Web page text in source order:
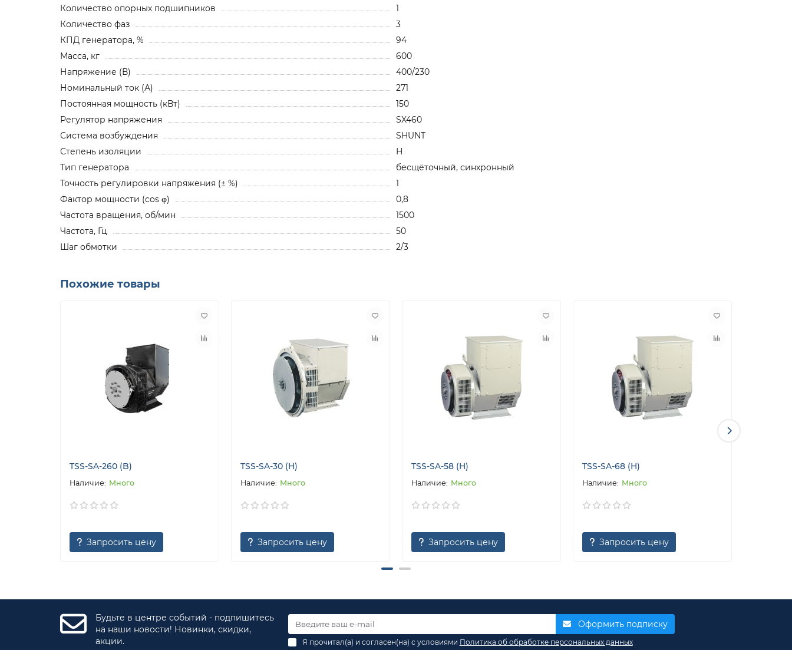
Количество опорных подшипников
1
Количество фаз
3
КПД генератора, %
94
Масса, кг
600
Напряжение (В)
400/230
Номинальный ток (А)
271
Постоянная мощность (кВт)
150
Регулятор напряжения
SX460
Система возбуждения
SHUNT
Степень изоляции
Н
Тип генератора
бесщёточный, синхронный
Точность регулировки напряжения (± %)
1
Фактор мощности (cos φ)
0,8
Частота вращения, об/мин
1500
Частота, Гц
50
Шаг обмотки
2/3
Похожие товары
TSS-SA-260 (B)
Много
Запросить цену
TSS-SA-30 (H)
Много
Запросить цену
TSS-SA-58 (H)
Много
Запросить цену
TSS-SA-68 (H)
Много
Запросить цену
Будьте в центре событий - подпишитесь
на наши новости! Новинки, скидки,
акции.
Оформить подписку
Я прочитал(а) и согласен(на) с условиями Политика об обработке персональных данных